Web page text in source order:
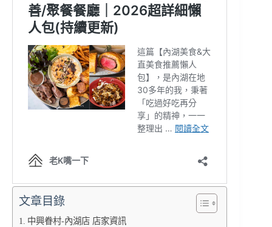
文章目錄
中興眷村-內湖店 店家資訊